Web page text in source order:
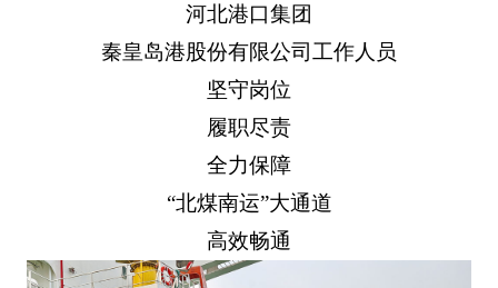
河北港口集团
秦皇岛港股份有限公司工作人员
坚守岗位
履职尽责
全力保障
“北煤南运”大通道
高效畅通